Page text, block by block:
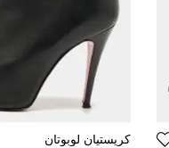
كريستيان لوبوتان